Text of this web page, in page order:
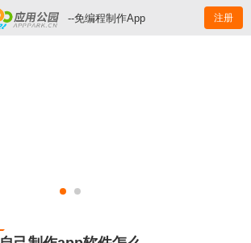
--免编程制作App 注册